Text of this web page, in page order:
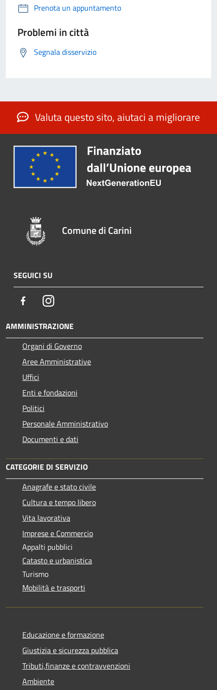
Prenota un appuntamento
Problemi in città
Segnala disservizio
Valuta questo sito, aiutaci a migliorare
Comune di Carini
SEGUICI SU
FacebookInstagram
AMMINISTRAZIONE
Organi di Governo
Aree Amministrative
Uffici
Enti e fondazioni
Politici
Personale Amministrativo
Documenti e dati
CATEGORIE DI SERVIZIO
Anagrafe e stato civile
Cultura e tempo libero
Vita lavorativa
Imprese e Commercio
Appalti pubblici
Catasto e urbanistica
Turismo
Mobilità e trasporti
Educazione e formazione
Giustizia e sicurezza pubblica
Tributi,finanze e contravvenzioni
Ambiente